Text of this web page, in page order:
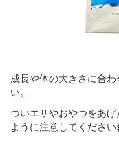
成長や体の大きさに合
い。
ついエサやおやつをあ
ように注意してください